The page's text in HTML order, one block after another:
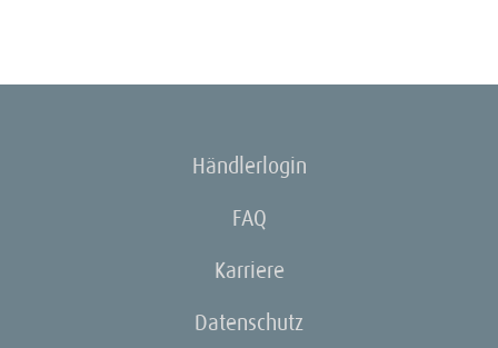
Händlerlogin
FAQ
Karriere
Datenschutz